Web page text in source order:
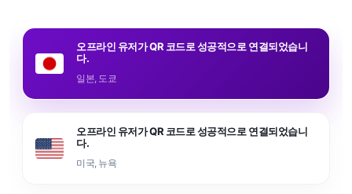
오프라인 유저가 QR 코드로 성공적으로 연결되었습니
다.
일본, 도쿄
오프라인 유저가 QR 코드로 성공적으로 연결되었습니
다.
미국, 뉴욕